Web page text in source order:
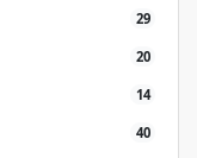
29
20
14
40